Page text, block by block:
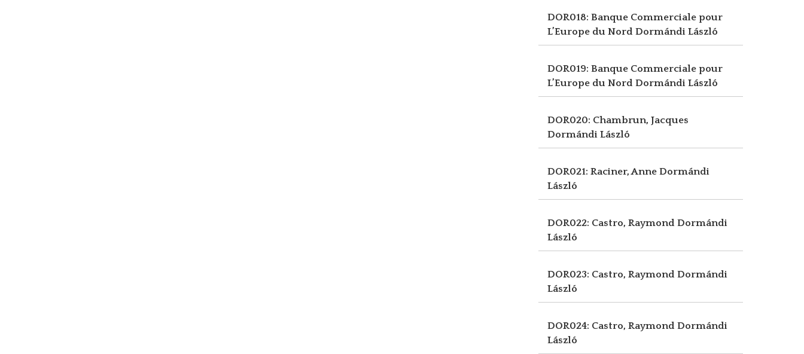
DOR018: Banque Commerciale pour
L’Europe du Nord Dormándi László
DOR019: Banque Commerciale pour
L’Europe du Nord Dormándi László
DOR020: Chambrun, Jacques
Dormándi László
DOR021: Raciner, Anne Dormándi
László
DOR022: Castro, Raymond Dormándi
László
DOR023: Castro, Raymond Dormándi
László
DOR024: Castro, Raymond Dormándi
László